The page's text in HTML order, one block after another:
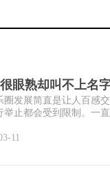
眼熟却叫不上名
圈发展简直是让人百感
举止都会受到限制。一
11